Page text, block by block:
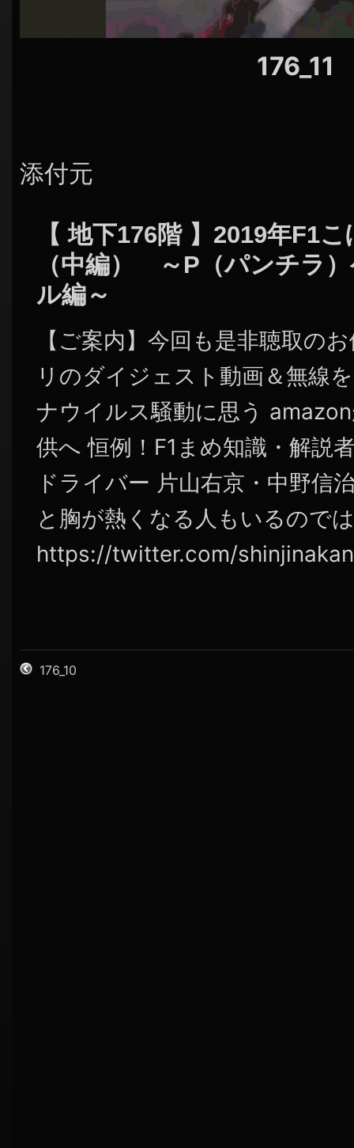
176_11
添付元
【 地下176階 】2019年F1
（中編） ～P（パンチラ
ル編～
【ご案内】今回も是非聴取の
リのダイジェスト動画＆無線
ナウイルス騒動に思う
供へ 恒例！F1まめ知識・解説
ドライバー 片山右京・中野信
と胸が熱くなる人もいるので
https://twitter.com/
176_10